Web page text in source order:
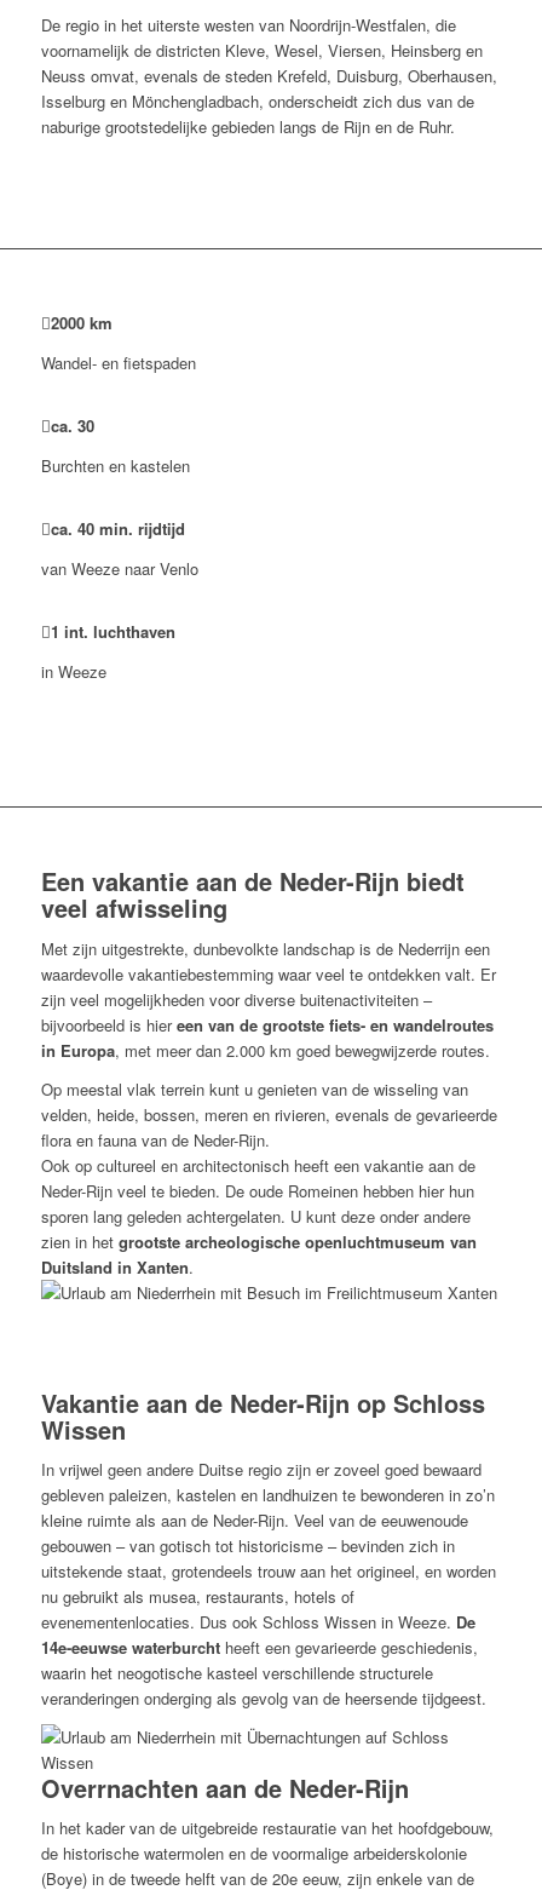
De regio in het uiterste westen van Noordrijn-Westfalen, die
voornamelijk de districten Kleve, Wesel, Viersen, Heinsberg en
Neuss omvat, evenals de steden Krefeld, Duisburg, Oberhausen,
Isselburg en Mönchengladbach, onderscheidt zich dus van de
naburige grootstedelijke gebieden langs de Rijn en de Ruhr.
2000km
Wandel- en fietspaden
ca. 30
Burchten en kastelen
ca. 40min. rijdtijd
van Weeze naar Venlo
1 int. luchthaven
in Weeze
Een vakantie aan de Neder-Rijn biedt
veel afwisseling
Met zijn uitgestrekte, dunbevolkte landschap is de Nederrijn een
waardevolle vakantiebestemming waar veel te ontdekken valt. Er
zijn veel mogelijkheden voor diverse buitenactiviteiten –
bijvoorbeeld is hiereen van de grootste fiets- en wandelroutes
in Europa, met meer dan 2.000 km goed bewegwijzerde routes.
Op meestal vlak terrein kunt u genieten van de wisseling van
velden, heide, bossen, meren en rivieren, evenals de gevarieerde
flora en fauna van de Neder-Rijn.
Ook op cultureel en architectonisch heeft een vakantie aan de
Neder-Rijn veel te bieden. De oude Romeinen hebben hier hun
sporen lang geleden achtergelaten. U kunt deze onder andere
zien in het grootste archeologische openluchtmuseum van
Duitsland in Xanten.
Vakantie aan de Neder-Rijn op Schloss
Wissen
In vrijwel geen andere Duitse regio zijn er zoveel goed bewaard
gebleven paleizen, kastelen en landhuizen te bewonderen in zo’n
kleine ruimte als aan de Neder-Rijn. Veel van de eeuwenoude
gebouwen – van gotisch tot historicisme – bevinden zich in
uitstekende staat, grotendeels trouw aan het origineel, en worden
nu gebruikt als musea, restaurants, hotels of
evenementenlocaties. Dus ook Schloss Wissen in Weeze. De
14e-eeuwse waterburchtheeft een gevarieerde geschiedenis,
waarin het neogotische kasteel verschillende structurele
veranderingen onderging als gevolg van de heersende tijdgeest.
Overrnachten aan de Neder-Rijn
In het kader van de uitgebreide restauratie van het hoofdgebouw,
de historische watermolen en de voormalige arbeiderskolonie
(Boye) in de tweede helft van de 20e eeuw, zijn enkele van de